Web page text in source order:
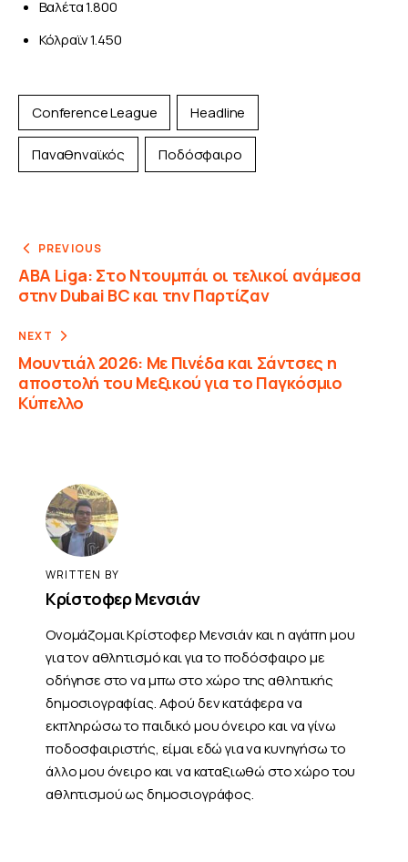
Βαλέτα 1.800
Κόλραϊν 1.450
Conference League Headline
Παναθηναϊκός Ποδόσφαιρο
PREVIOUS
ABA Liga: Στο Ντουμπάι οι τελικοί ανάμεσα
στην Dubai BC και την Παρτίζαν
NEXT
Μουντιάλ 2026: Με Πινέδα και Σάντσες η
αποστολή του Μεξικού για το Παγκόσμιο
Κύπελλο
WRITTEN BY
Κρίστοφερ Μενσιάν
Ονομάζομαι Κρίστοφερ Μενσιάν και η αγάπη μου
για τον αθλητισμό και για το ποδόσφαιρο με
οδήγησε στο να μπω στο χώρο της αθλητικής
δημοσιογραφίας. Αφού δεν κατάφερα να
εκπληρώσω το παιδικό μου όνειρο και να γίνω
ποδοσφαιριστής, είμαι εδώ για να κυνηγήσω το
άλλο μου όνειρο και να καταξιωθώ στο χώρο του
αθλητισμού ως δημοσιογράφος.